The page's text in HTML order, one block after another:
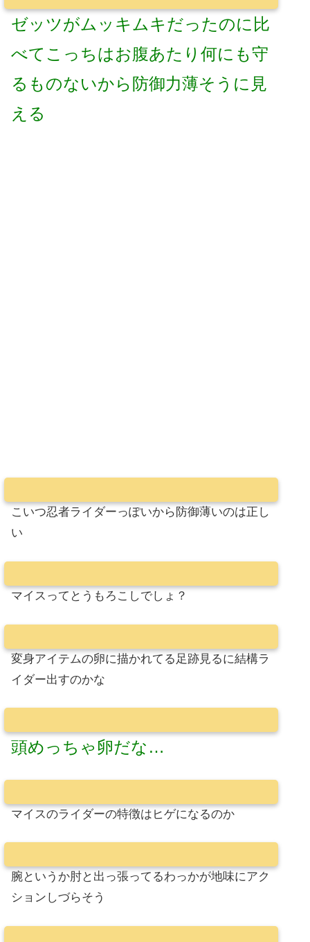
ゼッツがムッキムキだったのに比
べてこっちはお腹あたり何にも守
るものないから防御力薄そうに見
える
こいつ忍者ライダーっぽいから防御薄いのは正し
い
マイスってとうもろこしでしょ？
変身アイテムの卵に描かれてる足跡見るに結構ラ
イダー出すのかな
頭めっちゃ卵だな…
マイスのライダーの特徴はヒゲになるのか
腕というか肘と出っ張ってるわっかが地味にアク
ションしづらそう